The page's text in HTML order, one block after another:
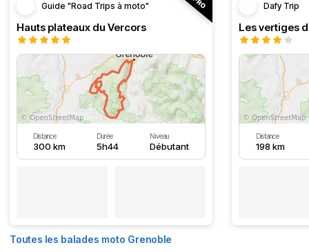
Guide "Road Trips à moto"
Hauts plateaux du Vercors
Distance
300 km
Durée
5h44
Niveau
Débutant
Dafy Trip
Les vertiges
Distance
198 km
Toutes les balades moto Grenoble